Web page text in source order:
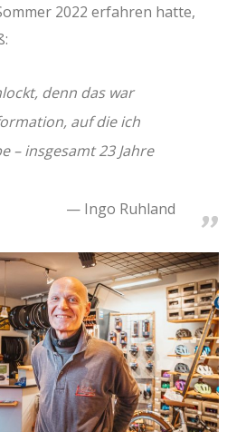
2022 erfahren hatte,
denn das war
auf die ich
– insgesamt 23 Jahre
Ingo Ruhland